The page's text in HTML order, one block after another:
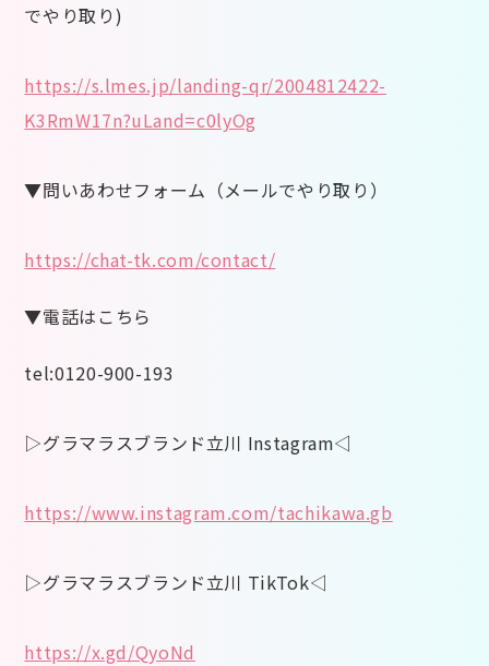
でやり取り)
https://s.lmes.jp/landing-qr/2004812422-
K3RmW17n?uLand=c0lyOg
▼問いあわせフォーム（メールでやり取り）
https://chat-tk.com/contact/
▼電話はこちら
tel:0120-900-193
▷グラマラスブランド立川 Instagram◁
https://www.instagram.com/tachikawa.gb
▷グラマラスブランド立川 TikTok◁
https://x.gd/QyoNd